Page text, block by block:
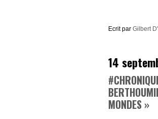
Ecrit par Gilbert
14
MONDES »